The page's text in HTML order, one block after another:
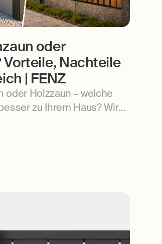
oder
Vorteile, Nachteile
| FENZ
oder Holzzaun – welche
zu Ihrem Haus? Wir
Wartungsaufwand,